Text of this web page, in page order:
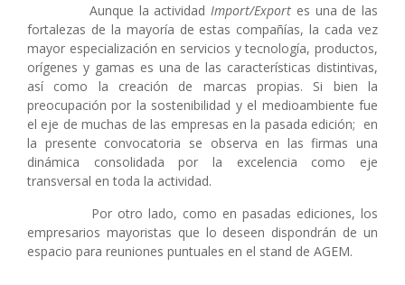
Aunque la actividad Import/Export es una de las
fortalezas de la mayoría de estas compañías, la cada vez
mayor especialización en servicios y tecnología, productos,
orígenes y gamas es una de las características distintivas,
así como la creación de marcas propias. Si bien la
preocupación por la sostenibilidad y el medioambiente fue
el eje de muchas de las empresas en la pasada edición; en
la presente convocatoria se observa en las firmas una
dinámica consolidada por la excelencia como eje
transversal en toda la actividad.
Por otro lado, como en pasadas ediciones, los
empresarios mayoristas que lo deseen dispondrán de un
espacio para reuniones puntuales en el stand de AGEM.